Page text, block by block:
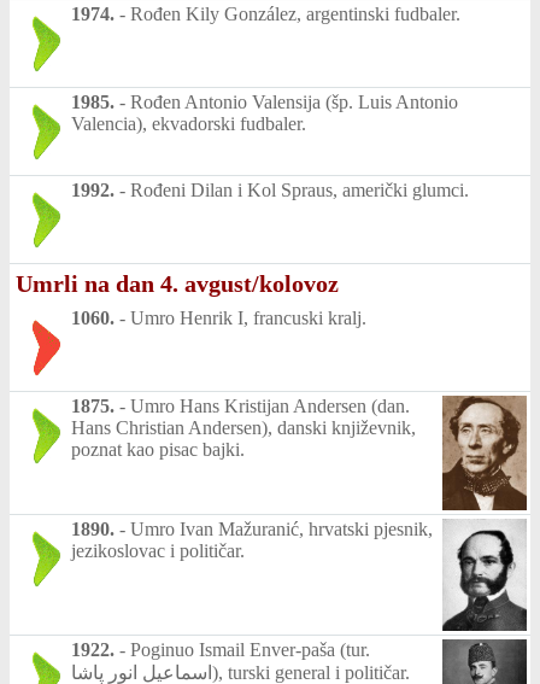
1974. - Rođen Kily González, argentinski fudbaler.
1985. - Rođen Antonio Valensija (šp. Luis Antonio
Valencia), ekvadorski fudbaler.
1992. - Rođeni Dilan i Kol Spraus, američki glumci.
Umrli na dan 4. avgust/kolovoz
1060. - Umro Henrik I, francuski kralj.
1875. - Umro Hans Kristijan Andersen (dan.
Hans Christian Andersen), danski književnik,
poznat kao pisac bajki.
1890. - Umro Ivan Mažuranić, hrvatski pjesnik,
jezikoslovac i političar.
1922. - Poginuo Ismail Enver-paša (tur.
اسماعیل انور پاشا‎), turski general i političar.